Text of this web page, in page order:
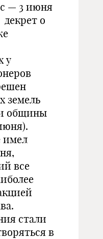
— 3 июня
о
у
земель
общины
имел
все
стали
в